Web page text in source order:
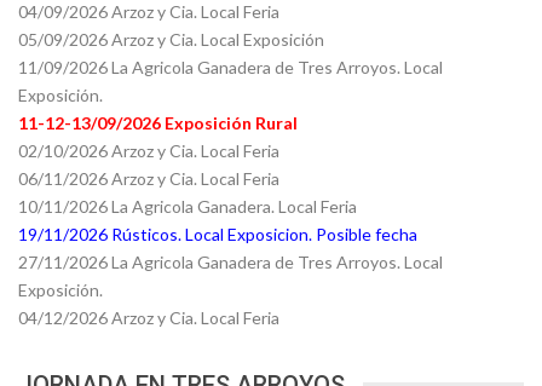
04/09/2026 Arzoz y Cia. Local Feria
05/09/2026 Arzoz y Cia. Local Exposición
11/09/2026 La Agricola Ganadera de Tres Arroyos. Local
Exposición.
11-12-13/09/2026 Exposición Rural
02/10/2026 Arzoz y Cia. Local Feria
06/11/2026 Arzoz y Cia. Local Feria
10/11/2026 La Agricola Ganadera. Local Feria
19/11/2026 Rústicos. Local Exposicion. Posible fecha
27/11/2026 La Agricola Ganadera de Tres Arroyos. Local
Exposición.
04/12/2026 Arzoz y Cia. Local Feria